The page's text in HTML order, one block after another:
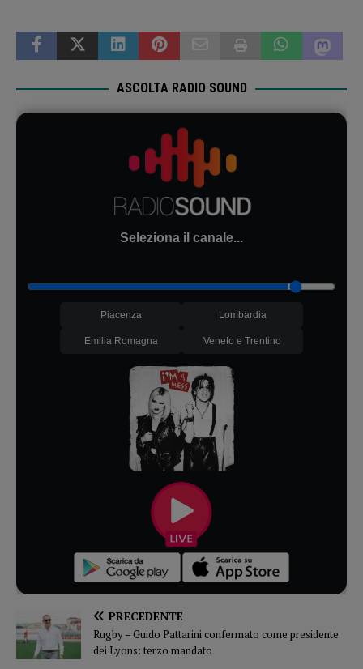
ASCOLTA RADIO SOUND
Seleziona il canale...
Piacenza Lombardia
Emilia Romagna Veneto e Trentino
PRECEDENTE
Rugby – Guido Pattarini confermato come presidente
dei Lyons: terzo mandato